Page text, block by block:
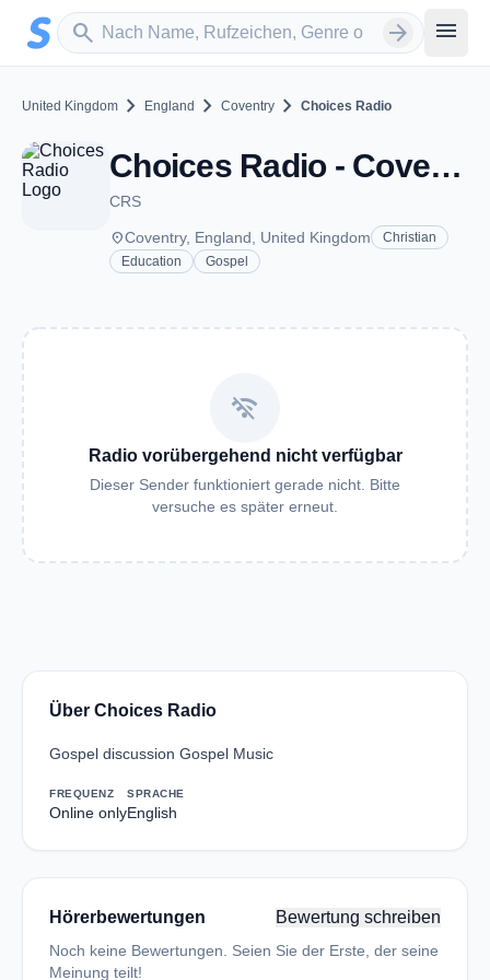
Zum Hauptinhalt springen
search
Sender suchen arrow_forward menu
United Kingdom chevron_right England chevron_right Coventry chevron_right Choices Radio
Choices Radio - Coventry
CRS
placeCoventry, England, United Kingdom
Christian
Education
Gospel
wifi_off
Radio vorübergehend nicht verfügbar
Dieser Sender funktioniert gerade nicht. Bitte
versuche es später erneut.
Über Choices Radio
Gospel discussion Gospel Music
FREQUENZ
Online only
SPRACHE
English
Hörerbewertungen Bewertung schreiben
Noch keine Bewertungen. Seien Sie der Erste, der seine
Meinung teilt!